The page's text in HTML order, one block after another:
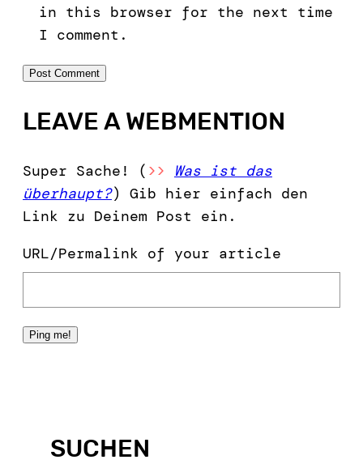
in this browser for the next time
I comment.
LEAVE A WEBMENTION
Super Sache! ( >>
Was ist das
überhaupt?) Gib hier einfach den
Link zu Deinem Post ein.
URL/Permalink of your article
SUCHEN